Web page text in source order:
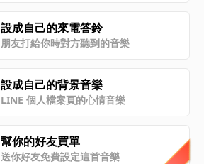
設成自己的來電答鈴
朋友打給你時對方聽到的音樂
設成自己的背景音樂
LINE 個人檔案頁的心情音樂
幫你的好友買單
送你好友免費設定這首音樂